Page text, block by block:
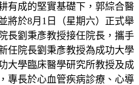
有成的堅實基礎下，郭綜合醫
將於8月1日（星期六）正式舉
長劉秉彥教授接任院長，攜手
任院長劉秉彥教授為成功大學
大學臨床醫學研究所教授及成
專長於心血管疾病診療、心導